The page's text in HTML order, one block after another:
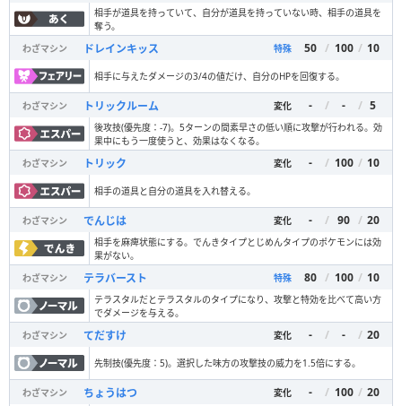
相手が道具を持っていて、自分が道具を持っていない時、相手の道具を
奪う。
わざマシン
ドレインキッス 特殊 50 / 100 / 10
相手に与えたダメージの3/4の値だけ、自分のHPを回復する。
わざマシン トリックルーム 変化 - / - / 5
後攻技(優先度：-7)。5ターンの間素早さの低い順に攻撃が行われる。効
果中にもう一度使うと、効果はなくなる。
わざマシン
トリック 変化 - / 100 / 10
相手の道具と自分の道具を入れ替える。
わざマシン でんじは 変化 - / 90 / 20
相手を麻痺状態にする。でんきタイプとじめんタイプのポケモンには効
果がない。
わざマシン
テラバースト 特殊 80 / 100 / 10
テラスタルだとテラスタルのタイプになり、攻撃と特効を比べて高い方
でダメージを与える。
わざマシン
てだすけ 変化 - / - / 20
先制技(優先度：5)。選択した味方の攻撃技の威力を1.5倍にする。
わざマシン ちょうはつ 変化 - / 100 / 20